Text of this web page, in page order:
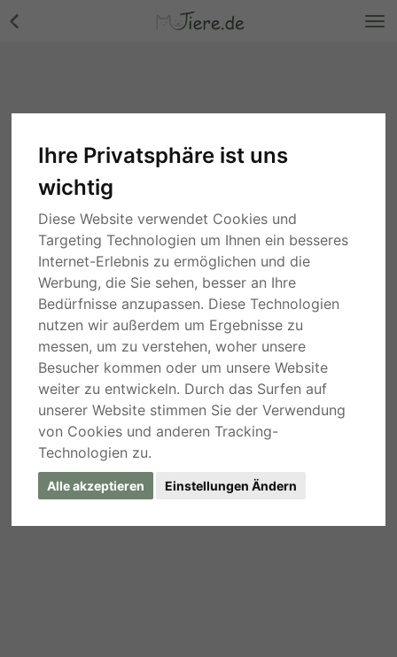
Ihre Privatsphäre ist uns
wichtig
Diese Website verwendet Cookies und
Targeting Technologien um Ihnen ein besseres
Internet-Erlebnis zu ermöglichen und die
Werbung, die Sie sehen, besser an Ihre
Bedürfnisse anzupassen. Diese Technologien
nutzen wir außerdem um Ergebnisse zu
messen, um zu verstehen, woher unsere
Besucher kommen oder um unsere Website
weiter zu entwickeln. Durch das Surfen auf
unserer Website stimmen Sie der Verwendung
von Cookies und anderen Tracking-
Technologien zu.
Alle akzeptieren Einstellungen Ändern